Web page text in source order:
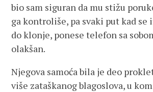
bio sam siguran da mu stižu
ga kontroliše, pa svaki put kad se
do klonje, ponese telefon sa
olakšan.
Njegova samoća bila je deo
više zataškanog blagoslova, u